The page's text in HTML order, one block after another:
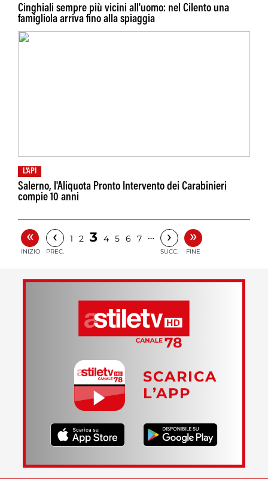
Cinghiali sempre più vicini all'uomo: nel Cilento una
famigliola arriva fino alla spiaggia
L'API
Salerno, l'Aliquota Pronto Intervento dei Carabinieri
compie 10 anni
«
INIZIO
‹
PREC.
1 2 3 4 5 6 7 … ›
SUCC.
»
FINE
SCARICA
L’APP